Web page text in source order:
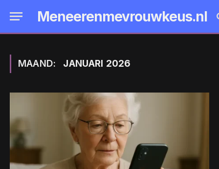
Meneerenmevrouwkeus.nl
MAAND: JANUARI 2026